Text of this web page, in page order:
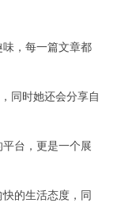
，每一篇文章都
同时她还会分享自
台，更是一个展
的生活态度，同